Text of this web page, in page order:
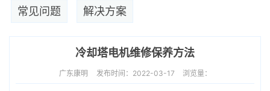
常见问题 解决方案
冷却塔电机维修保养方法
广东康明 发布时间：2022-03-17 浏览量：